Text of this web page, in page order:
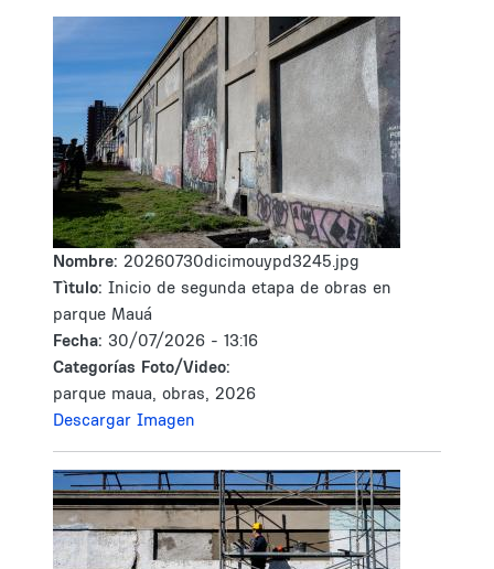
Nombre: 20260730dicimouypd3245.jpg
Tìtulo: Inicio de segunda etapa de obras en
parque Mauá
Fecha: 30/07/2026 - 13:16
Categorías Foto/Video:
parque maua, obras, 2026
Descargar Imagen